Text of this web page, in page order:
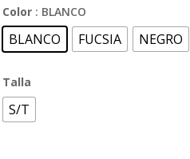
Color : BLANCO
BLANCO FUCSIA NEGRO
Talla
S/T